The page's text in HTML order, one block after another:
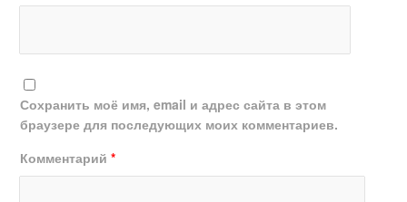
Сохранить моё имя, email и адрес сайта в этом
браузере для последующих моих комментариев.
Комментарий*